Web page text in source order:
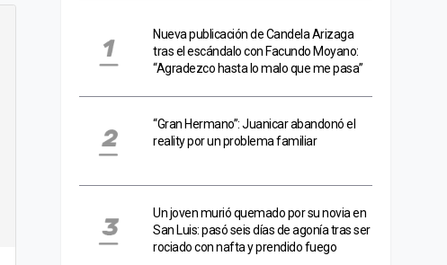
Nueva publicación de Candela Arizaga
tras el escándalo con Facundo Moyano:
“Agradezco hasta lo malo que me pasa”
“Gran Hermano”: Juanicar abandonó el
reality por un problema familiar
Un joven murió quemado por su novia en
San Luis: pasó seis días de agonía tras ser
rociado con nafta y prendido fuego